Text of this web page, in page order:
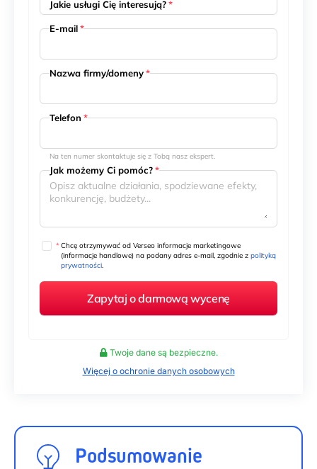
Jakie usługi Cię interesują?*
E-mail*
Nazwa firmy/domeny*
Telefon *
Na ten numer skontaktuje się z Tobą nasz ekspert.
Jak możemy Ci pomóc?*
Chcę otrzymywać od Verseo informacje marketingowe
(informacje handlowe) na podany adres e-mail, zgodnie z polityką
prywatności.
*
Twoje dane są bezpieczne.
Więcej o ochronie danych osobowych
Podsumowanie